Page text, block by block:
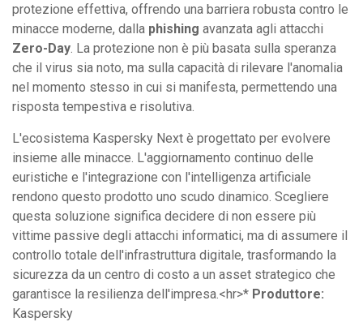
protezione effettiva, offrendo una barriera robusta contro le
minacce moderne, dalla phishing avanzata agli attacchi
Zero-Day. La protezione non è più basata sulla speranza
che il virus sia noto, ma sulla capacità di rilevare l'anomalia
nel momento stesso in cui si manifesta, permettendo una
risposta tempestiva e risolutiva.
L'ecosistema Kaspersky Next è progettato per evolvere
insieme alle minacce. L'aggiornamento continuo delle
euristiche e l'integrazione con l'intelligenza artificiale
rendono questo prodotto uno scudo dinamico. Scegliere
questa soluzione significa decidere di non essere più
vittime passive degli attacchi informatici, ma di assumere il
controllo totale dell'infrastruttura digitale, trasformando la
sicurezza da un centro di costo a un asset strategico che
garantisce la resilienza dell'impresa.<hr>* Produttore:
Kaspersky